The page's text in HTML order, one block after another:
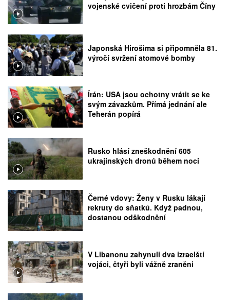
vojenské cvičení proti hrozbám Číny
Japonská Hirošima si připomněla 81.
výročí svržení atomové bomby
Írán: USA jsou ochotny vrátit se ke
svým závazkům. Přímá jednání ale
Teherán popírá
Rusko hlásí zneškodnění 605
ukrajinských dronů během noci
Černé vdovy: Ženy v Rusku lákají
rekruty do sňatků. Když padnou,
dostanou odškodnění
V Libanonu zahynuli dva izraelští
vojáci, čtyři byli vážně zraněni